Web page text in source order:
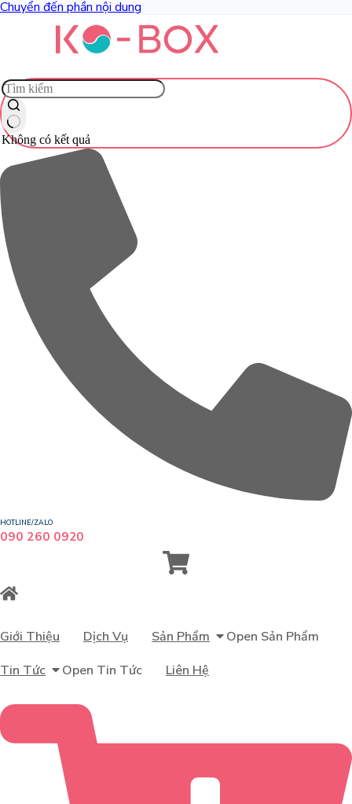
Chuyển đến phần nội dung
Không có kết quả
HOTLINE/ZALO
090 260 0920
Giới Thiệu Dịch Vụ Sản Phẩm
Open Sản Phẩm
Tin Tức
Open Tin Tức Liên Hệ